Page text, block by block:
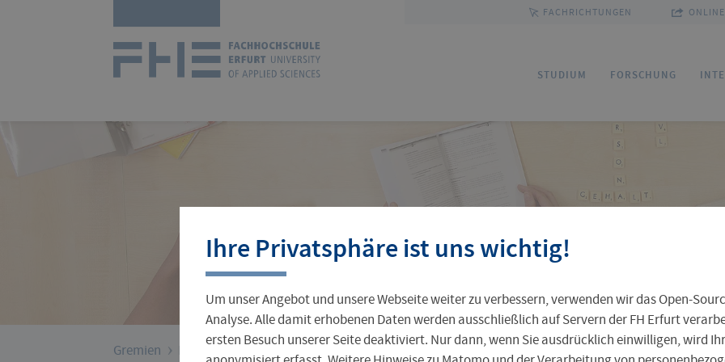
FACHRICHTUNGEN
STUDIUM
Bewerbung
Studienorganisation Service und Beratung
FORSCHUNG
Forschungsservice
Wissenschaftlicher Nachwuchs Kommission Forschung und Transfer
Sprachenzentrum
Outgoing
Ihre Professur an der FH Erfurt
Jobs für Studierende Leben in Erfurt
Weiterbildungsangebot
Fakultäten und Fachrichtungen
Hochschulleitung Personenverzeichnis
Zentrale Einrichtungen
Sie
Gremien ›
Ihre Privatsphäre ist uns wichtig!
Um unser Angebot und unsere Webseite weiter zu verbessern, verwenden wir das Open-
Analyse. Alle damit erhobenen Daten werden ausschließlich auf Servern der FH Erfurt
ersten Besuch unserer Seite deaktiviert. Nur dann, wenn Sie ausdrücklich einwilligen, wird